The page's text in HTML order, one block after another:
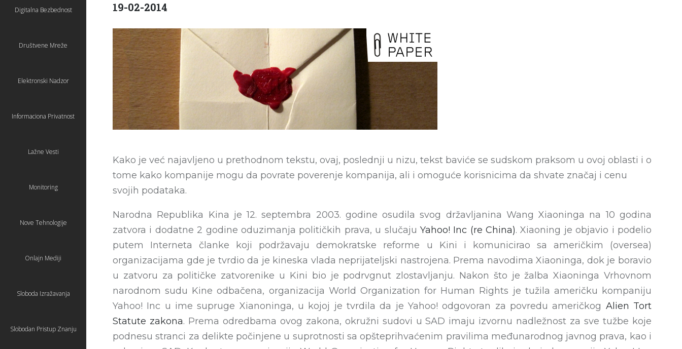
Digitalna Bezbednost
Društvene Mreže
Elektronski Nadzor
Informaciona Privatnost
Lažne Vesti
Monitoring
Nove Tehnologije
Onlajn Mediji
Sloboda Izražavanja
Slobodan Pristup Znanju
19-02-2014
Kako je već najavljeno u prethodnom tekstu, ovaj, poslednji u nizu, tekst baviće se sudskom praksom u ovoj oblasti i o
tome kako kompanije mogu da povrate poverenje kompanija, ali i omoguće korisnicima da shvate značaj i cenu
svojih podataka.
Narodna Republika Kina je 12. septembra 2003. godine osudila svog državljanina Wang Xiaoninga na 10 godina
zatvora i dodatne 2 godine oduzimanja političkih prava, u slučaju Yahoo! Inc (re China). Xiaoning je objavio i podelio
putem Interneta članke koji podržavaju demokratske reforme u Kini i komunicirao sa američkim (oversea)
organizacijama gde je tvrdio da je kineska vlada neprijateljski nastrojena. Prema navodima Xiaoninga, dok je boravio
u zatvoru za političke zatvorenike u Kini bio je podrvgnut zlostavljanju. Nakon što je žalba Xiaoninga Vrhovnom
narodnom sudu Kine odbačena, organizacija World Organization for Human Rights je tužila američku kompaniju
Yahoo! Inc u ime supruge Xianoninga, u kojoj je tvrdila da je Yahoo! odgovoran za povredu američkog Alien Tort
Statute zakona. Prema odredbama ovog zakona, okružni sudovi u SAD imaju izvornu nadležnost za sve tužbe koje
podnesu stranci za delikte počinjene u suprotnosti sa opšteprihvaćenim pravilima međunarodnog javnog prava, kao i